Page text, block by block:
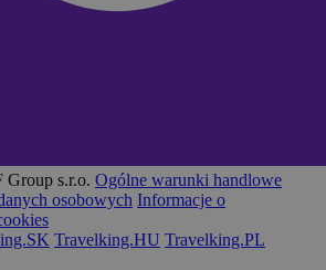
s.r.o. Ogólne warunki handlowe
osobowych Informacje o
Travelking.HU Travelking.PL